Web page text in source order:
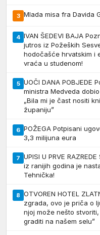
3 Mlada misa fra Davida
4 IVAN ŠEDEVI BAJA
jutros iz Požeških
hodočašće hrvatskim i
vraća u studenom!
5 UOČI DANA POBJEDE
ministra Medveda
„Bila mi je čast nositi
županiju”
6 POŽEGA Potpisani
3,3 milijuna eura
7 UPISI U PRVE
iz ranijih godina je
Tehnička!
8 OTVOREN HOTEL
zgrada, ovo je priča o
njoj može nešto
graditi na našem selu”